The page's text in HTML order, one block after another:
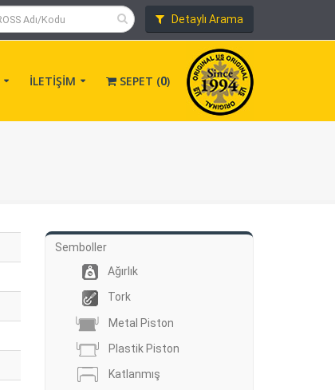
Detaylı Arama
İLETİŞİM SEPET (0)
Semboller
Ağırlık
Tork
Metal Piston
Plastik Piston
Katlanmış